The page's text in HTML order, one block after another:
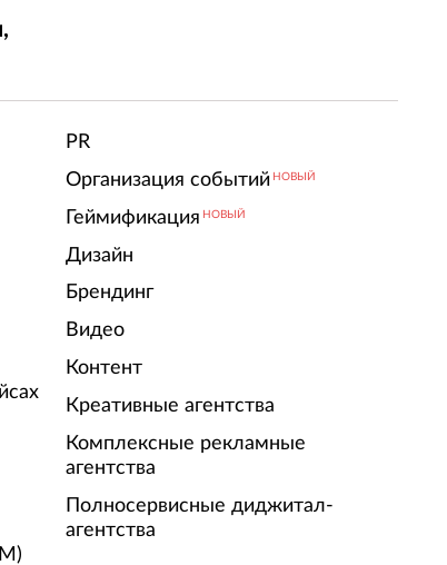
PR
Организация событий НОВЫЙ
Геймификация НОВЫЙ
Дизайн
Брендинг
Видео
Контент
Креативные агентства
Комплексные рекламные
агентства
Полносервисные диджитал-
агентства